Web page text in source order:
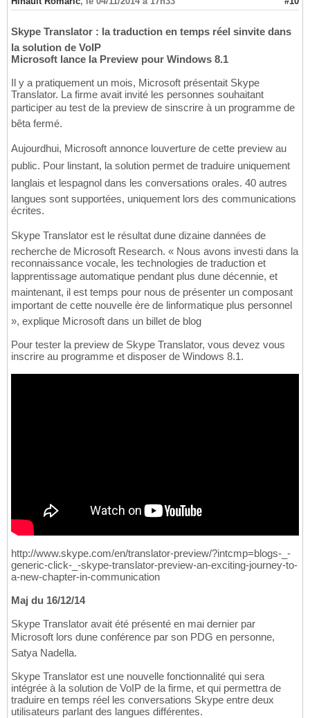
Skype Translator : la traduction en temps réel sinvite dans
la solution de VoIP
Microsoft lance la Preview pour Windows 8.1
Il y a pratiquement un mois, Microsoft présentait Skype
Translator. La firme avait invité les personnes souhaitant
participer au test de la preview de sinscrire à un programme de
bêta fermé.
Aujourdhui, Microsoft annonce louverture de cette preview au
public. Pour linstant, la solution permet de traduire uniquement
langlais et lespagnol dans les conversations orales. 40 autres
langues sont supportées, uniquement lors des communications
écrites.
Skype Translator est le résultat dune dizaine dannées de
recherche de Microsoft Research. « Nous avons investi dans la
reconnaissance vocale, les technologies de traduction et
lapprentissage automatique pendant plus dune décennie, et
maintenant, il est temps pour nous de présenter un composant
important de cette nouvelle ère de linformatique plus personnel
», explique Microsoft dans un billet de blog
Pour tester la preview de Skype Translator, vous devez vous
inscrire au programme et disposer de Windows 8.1.
http://www.skype.com/en/translator-preview/?intcmp=blogs-_-
generic-click-_-skype-translator-preview-an-exciting-journey-to-
a-new-chapter-in-communication
Maj du 16/12/14
Skype Translator avait été présenté en mai dernier par
Microsoft lors dune conférence par son PDG en personne,
Satya Nadella.
Skype Translator est une nouvelle fonctionnalité qui sera
intégrée à la solution de VoIP de la firme, et qui permettra de
traduire en temps réel les conversations Skype entre deux
utilisateurs parlant des langues différentes.